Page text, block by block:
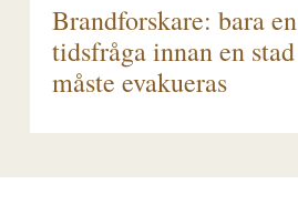
Brandforskare: bara en
tidsfråga innan en stad
måste evakueras